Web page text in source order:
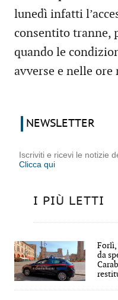
lunedì infatti
consentito tranne,
quando le
avverse e nelle
NEWSLETTER
Iscriviti e ricevi le notizie
Clicca qui
I PIÙ LETTI
Forlì,
da